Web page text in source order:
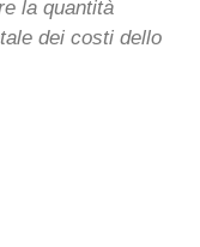
la quantità
dei costi dello